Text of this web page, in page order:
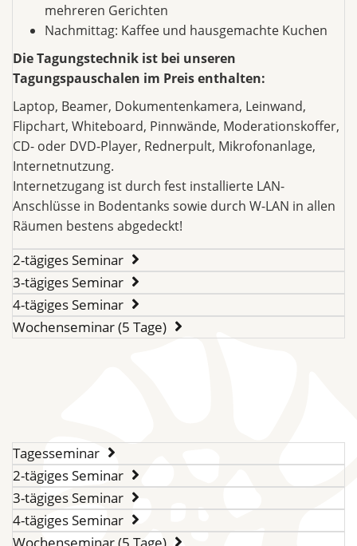
mehreren Gerichten
Nachmittag: Kaffee und hausgemachte Kuchen
Die Tagungstechnik ist bei unseren
Tagungspauschalen im Preis enthalten:
Laptop, Beamer, Dokumentenkamera, Leinwand,
Flipchart, Whiteboard, Pinnwände, Moderationskoffer,
CD- oder DVD-Player, Rednerpult, Mikrofonanlage,
Internetnutzung.
Internetzugang ist durch fest installierte LAN-
Anschlüsse in Bodentanks sowie durch W-LAN in allen
Räumen bestens abgedeckt!
2-tägiges Seminar
3-tägiges Seminar
4-tägiges Seminar
Wochenseminar (5 Tage)
Tagesseminar
2-tägiges Seminar
3-tägiges Seminar
4-tägiges Seminar